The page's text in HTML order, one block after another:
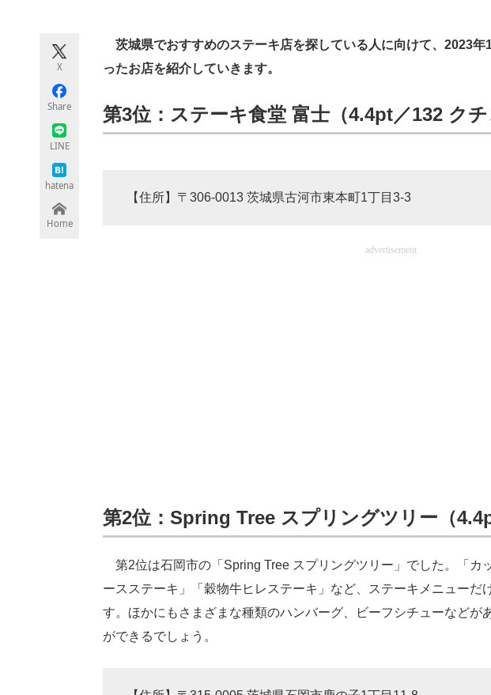
ちょっと気になるネットの話題
X
Share
LINE
hatena
Home
茨城県でおすすめのステーキ店を探している人に向けて、2023年
ったお店を紹介していきます。
第3位：ステーキ食堂 富士（4.4pt／132 クチ
【住所】〒306-0013 茨城県古河市東本町1丁目3-3
advertisement
第2位：Spring Tree スプリングツリー（
第2位は石岡市の「Spring Tree スプリングツリー」でした。「カ
ースステーキ」「穀物牛ヒレステーキ」など、ステーキメニューだ
す。ほかにもさまざまな種類のハンバーグ、ビーフシチューなどが
ができるでしょう。